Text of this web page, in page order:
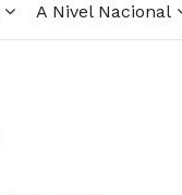
A Nivel Nacional